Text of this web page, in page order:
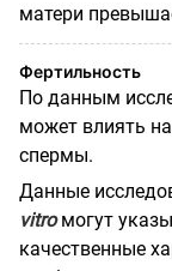
матери
Фертильность
По данным
может влиять
спермы.
Данные
vitroмогут
качественные